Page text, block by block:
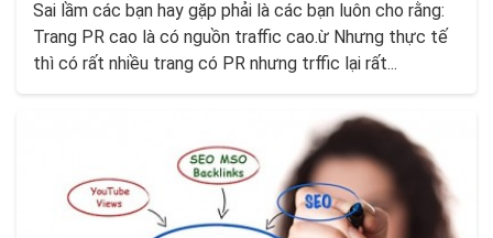
Sai lầm các bạn hay gặp phải là các bạn luôn cho rằng:
Trang PR cao là có nguồn traffic cao.ừ Nhưng thực tế
thì có rất nhiều trang có PR nhưng trffic lại rất...